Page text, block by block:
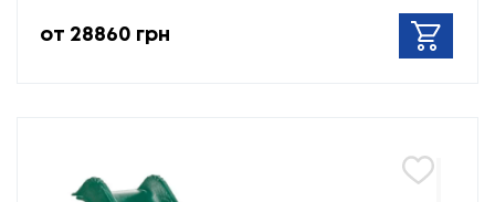
от 28860 грн